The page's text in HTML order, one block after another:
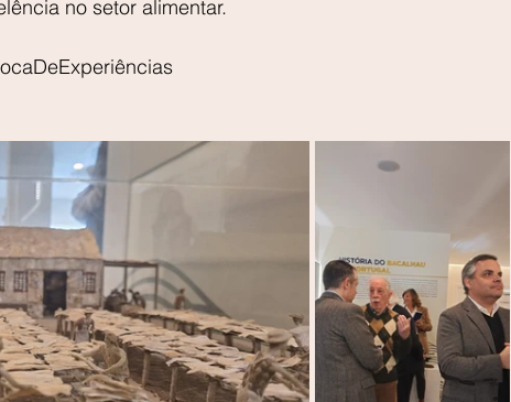
no setor alimentar.